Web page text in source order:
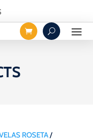
ROSETA/